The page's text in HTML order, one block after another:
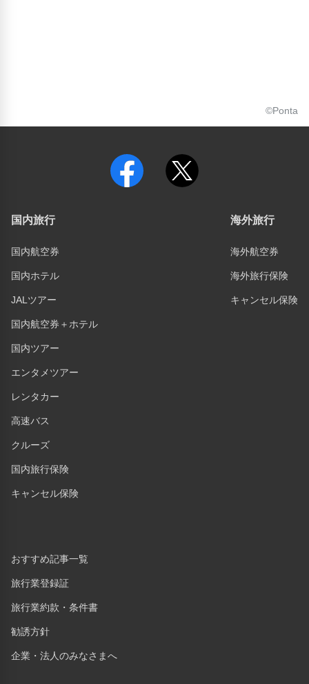
©Ponta
国内旅行
国内航空券
国内ホテル
JALツアー
国内航空券＋ホテル
国内ツアー
エンタメツアー
レンタカー
高速バス
クルーズ
国内旅行保険
キャンセル保険
おすすめ記事一覧
旅行業登録証
旅行業約款・条件書
勧誘方針
企業・法人のみなさまへ
海外旅行
海外航空券
海外旅行保険
キャンセル保険